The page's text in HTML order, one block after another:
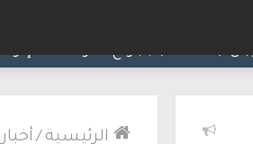
الرئيسية / أخبار